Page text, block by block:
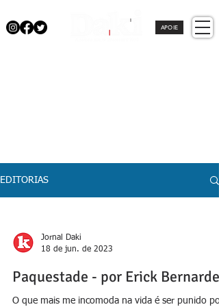
APOIE
EDITORIAS
Jornal Daki
18 de jun. de 2023
Paquestade - por Erick Bernardes
O que mais me incomoda na vida é ser punido por